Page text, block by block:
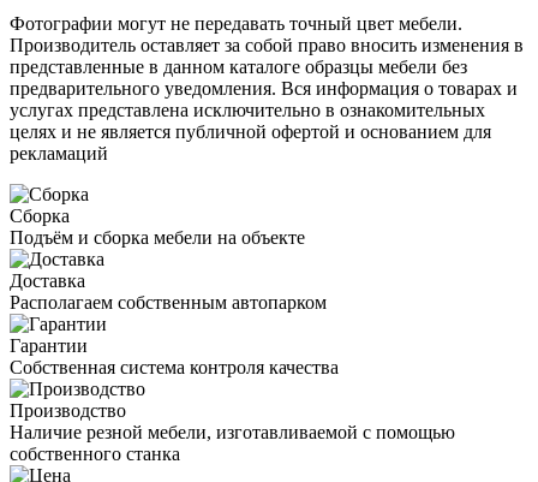
Фотографии могут не передавать точный цвет мебели.
Производитель оставляет за собой право вносить изменения в
представленные в данном каталоге образцы мебели без
предварительного уведомления. Вся информация о товарах и
услугах представлена исключительно в ознакомительных
целях и не является публичной офертой и основанием для
рекламаций
Сборка
Подъём и сборка мебели на объекте
Доставка
Располагаем собственным автопарком
Гарантии
Собственная система контроля качества
Производство
Наличие резной мебели, изготавливаемой с помощью
собственного станка